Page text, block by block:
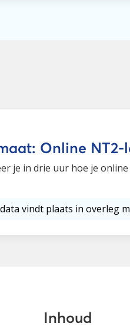
Online NT2-
je in drie uur hoe je
vindt plaats in overleg
Inhoud